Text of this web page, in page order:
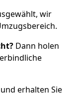
wir
Dann holen
erhalten Sie